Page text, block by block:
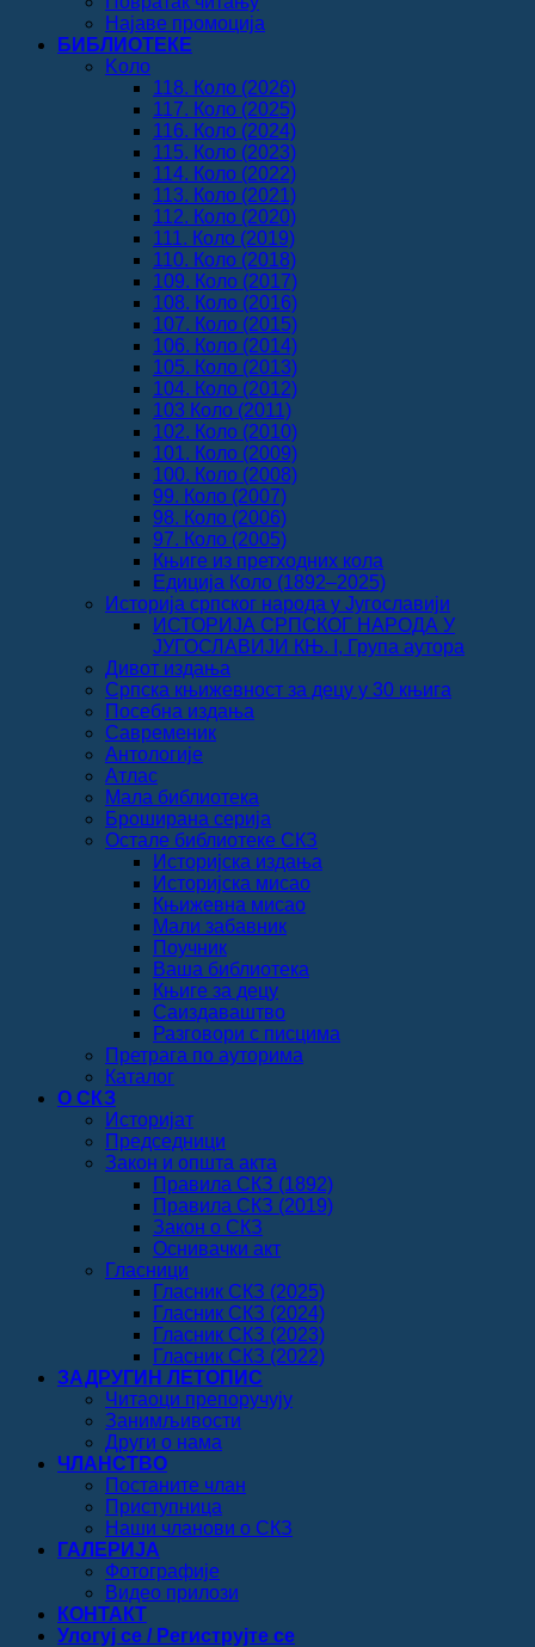
Најаве промоција
БИБЛИОТЕКЕ
Koло
118. Коло (2026)
117. Коло (2025)
116. Коло (2024)
115. Коло (2023)
114. Коло (2022)
113. Коло (2021)
112. Коло (2020)
111. Коло (2019)
110. Коло (2018)
109. Коло (2017)
108. Коло (2016)
107. Коло (2015)
106. Коло (2014)
105. Коло (2013)
104. Коло (2012)
103 Коло (2011)
102. Коло (2010)
101. Коло (2009)
100. Коло (2008)
99. Коло (2007)
98. Коло (2006)
97. Коло (2005)
Књиге из претходних кола
Едиција Коло (1892‒2025)
Историја српског народа у Југославији
ИСТОРИЈА СРПСКОГ НАРОДА У
ЈУГОСЛАВИЈИ КЊ. I, Група аутора
Дивот издања
Српска књижевност за децу у 30 књига
Посебна издања
Савременик
Антологије
Атлас
Мала библиотека
Броширана серија
Остале библиотеке СКЗ
Историјска издања
Историјска мисао
Књижевна мисао
Мали забавник
Поучник
Ваша библиотека
Књиге за децу
Саиздаваштво
Разговори с писцима
Претрага по ауторима
Каталог
О СКЗ
Историјат
Председници
Закон и општа акта
Правила СКЗ (1892)
Правила СКЗ (2019)
Закон о СКЗ
Оснивачки акт
Гласници
Гласник СКЗ (2025)
Гласник СКЗ (2024)
Гласник СКЗ (2023)
Гласник СКЗ (2022)
ЗАДРУГИН ЛЕТОПИС
Читаоци препоручују
Занимљивости
Други о нама
ЧЛАНСТВО
Постаните члан
Приступница
Наши чланови о СКЗ
ГАЛЕРИЈА
Фотографије
Видео прилози
КОНТАКТ
Улогуј се / Региструјте се